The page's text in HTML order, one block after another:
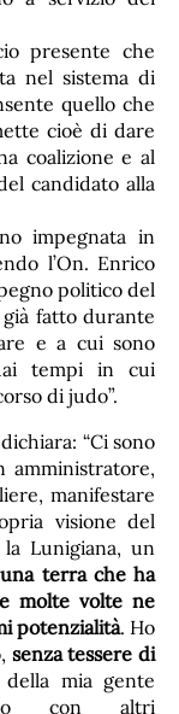
presente che
nel sistema di
quello che
cioè di dare
coalizione e al
candidato alla
impegnata in
l’On. Enrico
politico del
fatto durante
e a cui sono
tempi in cui
di judo”.
“Ci sono
manifestare
visione del
Lunigiana, un
una terra che ha
molte volte ne
potenzialità. Ho
senza tessere di
mia gente
con altri